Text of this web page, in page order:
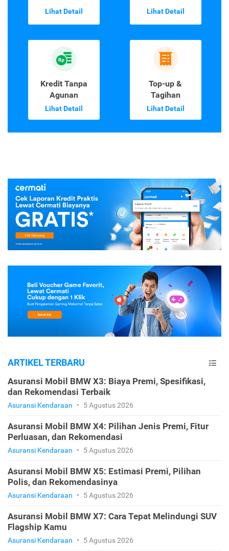
Lihat Detail Lihat Detail
Kredit Tanpa
Agunan
Lihat Detail
Top-up &
Tagihan
Lihat Detail
ARTIKEL TERBARU
Asuransi Mobil BMW X3: Biaya Premi, Spesifikasi,
dan Rekomendasi Terbaik
Asuransi Kendaraan • 5 Agustus 2026
Asuransi Mobil BMW X4: Pilihan Jenis Premi, Fitur
Perluasan, dan Rekomendasi
Asuransi Kendaraan • 5 Agustus 2026
Asuransi Mobil BMW X5: Estimasi Premi, Pilihan
Polis, dan Rekomendasinya
Asuransi Kendaraan • 5 Agustus 2026
Asuransi Mobil BMW X7: Cara Tepat Melindungi SUV
Flagship Kamu
Asuransi Kendaraan • 5 Agustus 2026